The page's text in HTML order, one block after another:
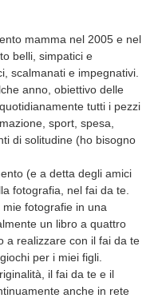
mamma nel 2005 e nel
belli, simpatici e
scalmanati e impegnativi.
anno, obiettivo delle
tutti i pezzi
sport, spesa,
di solitudine (ho bisogno
(e a detta degli amici
fotografia, nel fai da te.
fotografie in una
un libro a quattro
a realizzare con il fai da te
per i miei figli.
il fai da te e il
anche in rete